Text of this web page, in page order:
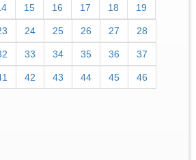
15 16 17 18 19
24 25 26 27 28
33 34 35 36 37
42 43 44 45 46